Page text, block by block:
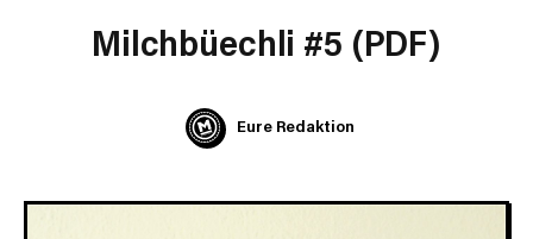
Milchbüechli #5 (PDF)
Eure Redaktion